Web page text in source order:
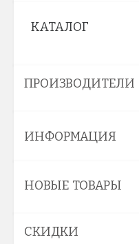
КАТАЛОГ
ПРОИЗВОДИТЕЛИ
ИНФОРМАЦИЯ
НОВЫЕ ТОВАРЫ
СКИДКИ